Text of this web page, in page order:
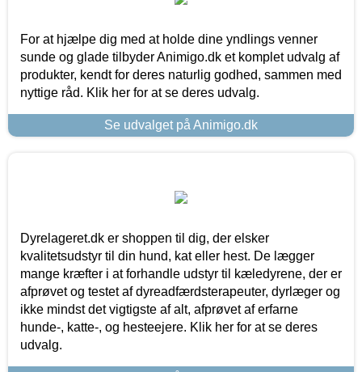
For at hjælpe dig med at holde dine yndlings venner
sunde og glade tilbyder Animigo.dk et komplet udvalg af
produkter, kendt for deres naturlig godhed, sammen med
nyttige råd. Klik her for at se deres udvalg.
Se udvalget på Animigo.dk
Dyrelageret.dk er shoppen til dig, der elsker
kvalitetsudstyr til din hund, kat eller hest. De lægger
mange kræfter i at forhandle udstyr til kæledyrene, der er
afprøvet og testet af dyreadfærdsterapeuter, dyrlæger og
ikke mindst det vigtigste af alt, afprøvet af erfarne
hunde-, katte-, og hesteejere. Klik her for at se deres
udvalg.